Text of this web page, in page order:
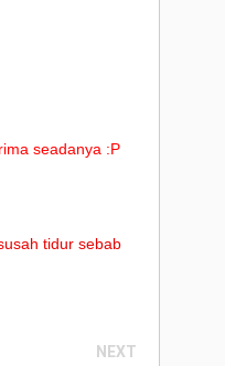
seadanya :P
tidur sebab
NEXT